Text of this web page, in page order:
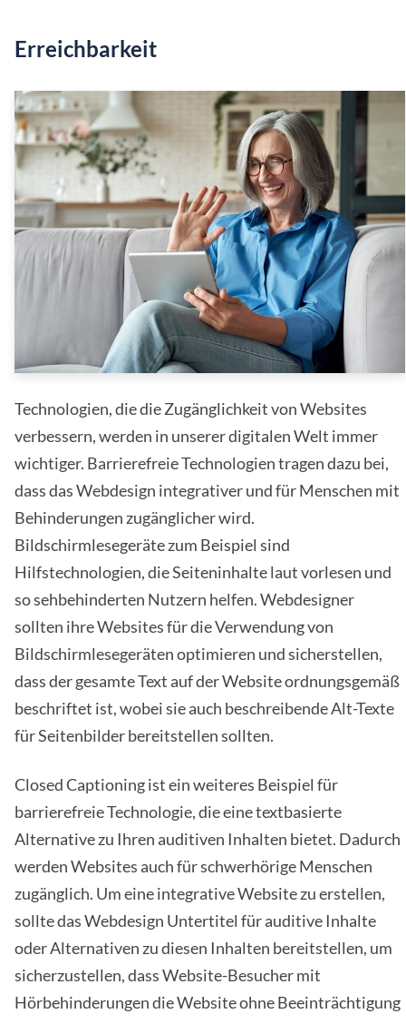
Erreichbarkeit
Technologien, die die Zugänglichkeit von Websites
verbessern, werden in unserer digitalen Welt immer
wichtiger. Barrierefreie Technologien tragen dazu bei,
dass das Webdesign integrativer und für Menschen mit
Behinderungen zugänglicher wird.
Bildschirmlesegeräte zum Beispiel sind
Hilfstechnologien, die Seiteninhalte laut vorlesen und
so sehbehinderten Nutzern helfen. Webdesigner
sollten ihre Websites für die Verwendung von
Bildschirmlesegeräten optimieren und sicherstellen,
dass der gesamte Text auf der Website ordnungsgemäß
beschriftet ist, wobei sie auch beschreibende Alt-Texte
für Seitenbilder bereitstellen sollten.
Closed Captioning ist ein weiteres Beispiel für
barrierefreie Technologie, die eine textbasierte
Alternative zu Ihren auditiven Inhalten bietet. Dadurch
werden Websites auch für schwerhörige Menschen
zugänglich. Um eine integrative Website zu erstellen,
sollte das Webdesign Untertitel für auditive Inhalte
oder Alternativen zu diesen Inhalten bereitstellen, um
sicherzustellen, dass Website-Besucher mit
Hörbehinderungen die Website ohne Beeinträchtigung